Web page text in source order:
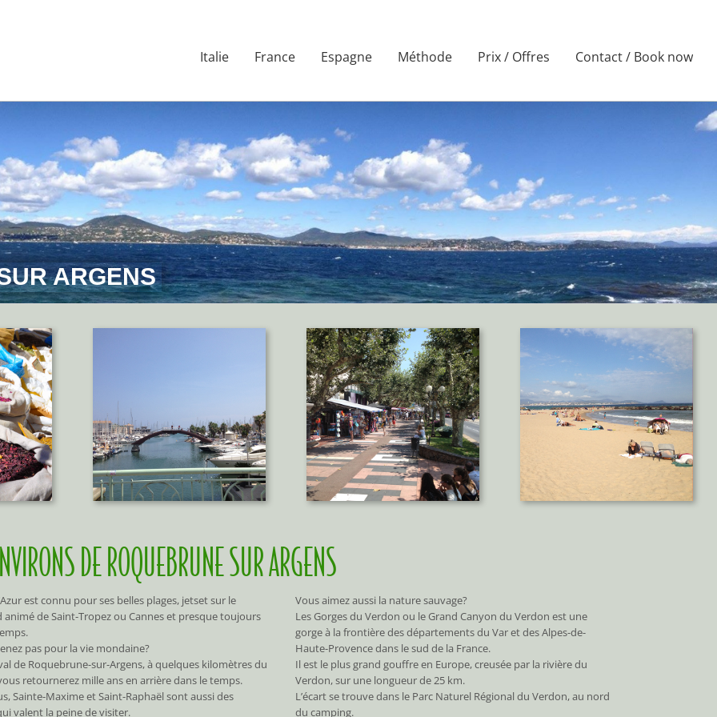
Italie France Espagne Méthode Prix / Offres Contact / Book now
ARGENS
DE ROQUEBRUNE SUR ARGENS
est connu pour ses belles plages, jetset sur le
animé de Saint-Tropez ou Cannes et presque toujours
pas pour la vie mondaine?
de Roquebrune-sur-Argens, à quelques kilomètres du
retournerez mille ans en arrière dans le temps.
Sainte-Maxime et Saint-Raphaël sont aussi des
valent la peine de visiter.
Vous aimez aussi la nature sauvage?
Les Gorges du Verdon ou le Grand Canyon du Verdon est une
gorge à la frontière des départements du Var et des Alpes-de-
Haute-Provence dans le sud de la France.
Il est le plus grand gouffre en Europe, creusée par la rivière du
Verdon, sur une longueur de 25 km.
L’écart se trouve dans le Parc Naturel Régional du Verdon, au nord
du camping.